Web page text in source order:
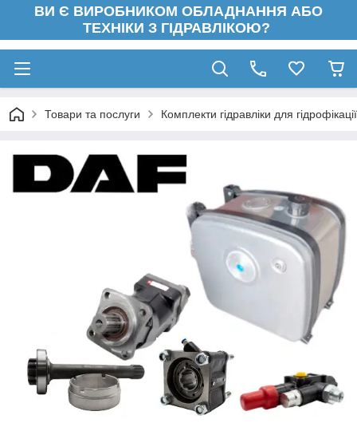
ВИ Є ВИРОБНИКОМ ОБЛАДНАННЯ АБО
ТЕХНІКИ З ГІДРАВЛІКОЮ?
Товари та послуги Комплекти гідравліки для гідрофікації